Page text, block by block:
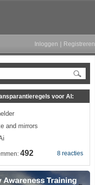
Inloggen Registreren
voor AI:
and mirrors
8 reacties
492